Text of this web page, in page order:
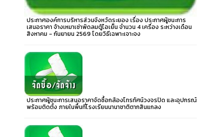
ประกาศองค์การบริหารส่วนจังหวัดระยอง เรื่อง ประกาศผู้ชนะการ
เสนอราคา จ้างเหมาเช่าพัดลมตู้ไอเย็น จำนวน 4 เครื่อง ระหว่างเดือน
สิงหาคม - กันยายน 2569 โดยวิธีเฉพาะเจาะจง
ประกาศผู้ชนะการเสนอราคาจัดซื้อกล้องโทรทัศน์วงจรปิด และอุปกรณ์
พร้อมติดตั้ง ภายในพื้นที่โรงเรียนนานาชาติตากสินแกลง